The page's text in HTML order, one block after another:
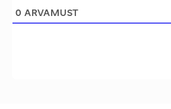
0 ARVAMUST